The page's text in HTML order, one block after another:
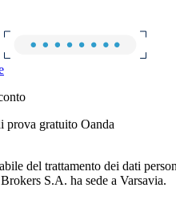
prova gratuito Oanda
del trattamento dei dati
S.A. ha sede a Varsavia.